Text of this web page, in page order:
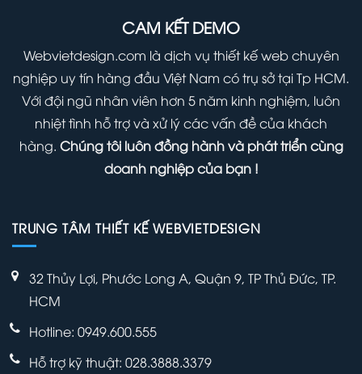
CAM KẾT DEMO
Webvietdesign.com là dịch vụ thiết kế web chuyên
nghiệp uy tín hàng đầu Việt Nam có trụ sở tại Tp HCM.
Với đội ngũ nhân viên hơn 5 năm kinh nghiệm, luôn
nhiệt tình hỗ trợ và xử lý các vấn đề của khách
hàng. Chúng tôi luôn đồng hành và phát triển cùng
doanh nghiệp của bạn !
TRUNG TÂM THIẾT KẾ WEBVIETDESIGN
32 Thủy Lợi, Phước Long A, Quận 9, TP Thủ Đức, TP.
HCM
Hotline: 0949.600.555
Hỗ trợ kỹ thuật: 028.3888.3379